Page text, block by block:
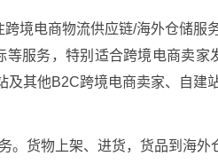
境电商物流供应链/海外仓储服
服务，特别适合跨境电商卖家
及其他B2C跨境电商卖家、自建
。货物上架、进货，货品到海